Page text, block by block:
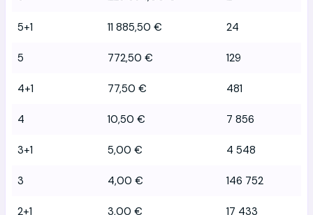
5+1 11 885,50 € 24
5 772,50 € 129
4+1 77,50 € 481
4 10,50 € 7 856
3+1 5,00 € 4 548
3 4,00 € 146 752
2+1 3,00 € 17 433